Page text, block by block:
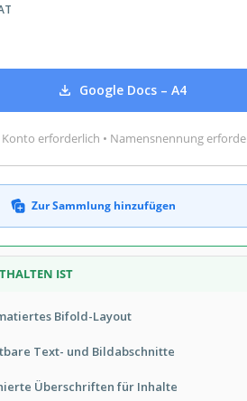
Google Docs – A4
Konto erforderlich • Namensnennung
Zur Sammlung hinzufügen
IST
Bifold-Layout
Text- und Bildabschnitte
Überschriften für Inhalte